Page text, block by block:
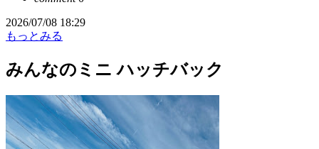
2026/07/08 18:29
もっとみる
みんなのミニ ハッチバック